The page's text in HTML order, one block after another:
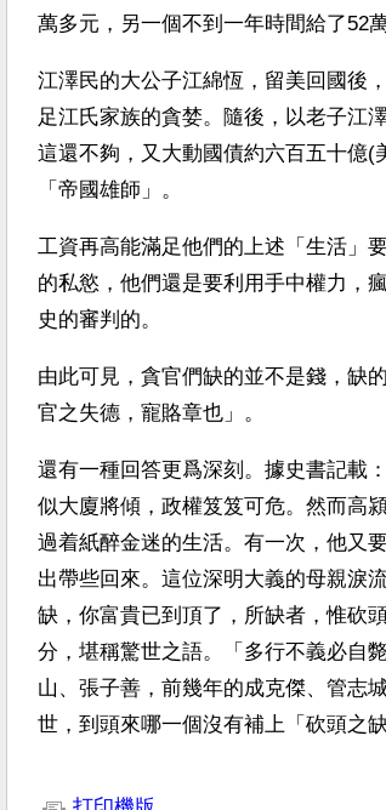
萬多元，另一個不到一年時間給了52萬
江澤民的大公子江綿恆，留美回國後
足江氏家族的貪婪。隨後，以老子江
這還不夠，又大動國債約六百五十億
「帝國雄師」。
工資再高能滿足他們的上述「生活」
的私慾，他們還是要利用手中權力，
史的審判的。
由此可見，貪官們缺的並不是錢，缺
官之失德，寵賂章也」。
還有一種回答更爲深刻。據史書記載
似大廈將傾，政權笈笈可危。然而高
過着紙醉金迷的生活。有一次，他又
出帶些回來。這位深明大義的母親淚
缺，你富貴已到頂了，所缺者，惟砍
分，堪稱驚世之語。「多行不義必自
山、張子善，前幾年的成克傑、管志
世，到頭來哪一個沒有補上「砍頭之缺